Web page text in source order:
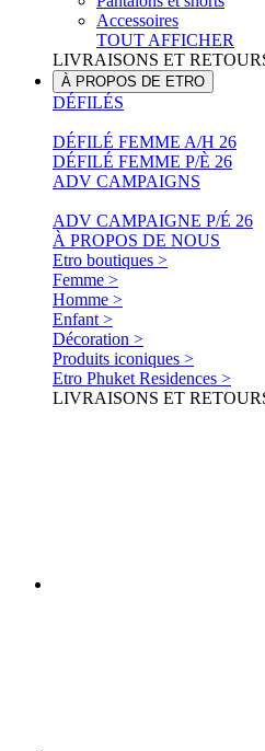
Accessoires
TOUT AFFICHER
LIVRAISONS ET
À PROPOS DE ETRO
DÉFILÉS
DÉFILÉ FEMME A/H 26
DÉFILÉ FEMME P/È 26
ADV CAMPAIGNS
ADV CAMPAIGNE P/É 26
À PROPOS DE NOUS
Etro boutiques >
Femme >
Homme >
Enfant >
Décoration >
Produits iconiques >
Etro Phuket Residences >
LIVRAISONS ET